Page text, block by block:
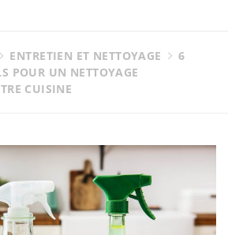
ENTRETIEN ET NETTOYAGE
6
POUR UN NETTOYAGE
CUISINE